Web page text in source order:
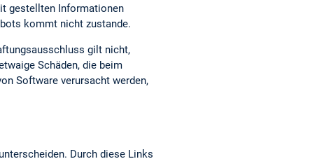
gestellten Informationen
kommt nicht zustande.
gilt nicht,
Schäden, die beim
Software verursacht werden,
Durch diese Links